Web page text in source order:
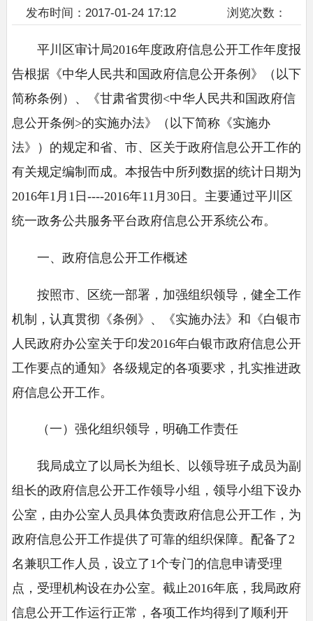
发布时间：2017-01-24 17:12
浏览次数：
平川区审计局2016年度政府信息公开工作年度报
告根据《中华人民共和国政府信息公开条例》（以下
简称条例）、《甘肃省贯彻<中华人民共和国政府信
息公开条例>的实施办法》（以下简称《实施办
法》）的规定和省、市、区关于政府信息公开工作的
有关规定编制而成。本报告中所列数据的统计日期为
2016年1月1日----2016年11月30日。主要通过平川区
统一政务公共服务平台政府信息公开系统公布。
一、政府信息公开工作概述
按照市、区统一部署，加强组织领导，健全工作
机制，认真贯彻《条例》、《实施办法》和《白银市
人民政府办公室关于印发2016年白银市政府信息公开
工作要点的通知》各级规定的各项要求，扎实推进政
府信息公开工作。
（一）强化组织领导，明确工作责任
我局成立了以局长为组长、以领导班子成员为副
组长的政府信息公开工作领导小组，领导小组下设办
公室，由办公室人员具体负责政府信息公开工作，为
政府信息公开工作提供了可靠的组织保障。配备了2
名兼职工作人员，设立了1个专门的信息申请受理
点，受理机构设在办公室。截止2016年底，我局政府
信息公开工作运行正常，各项工作均得到了顺利开